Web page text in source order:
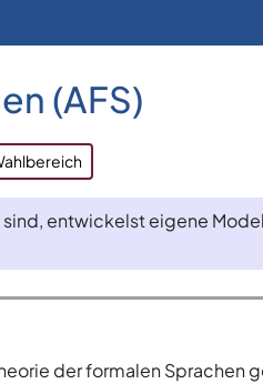
(AFS)
entwickelst eigene
der formalen